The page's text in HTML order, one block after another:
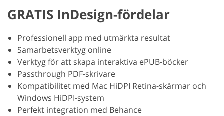
GRATIS InDesign-fördelar
Professionell app med utmärkta resultat
Samarbetsverktyg online
Verktyg för att skapa interaktiva ePUB-böcker
Passthrough PDF-skrivare
Kompatibilitet med Mac HiDPI Retina-skärmar och
Windows HiDPI-system
Perfekt integration med Behance